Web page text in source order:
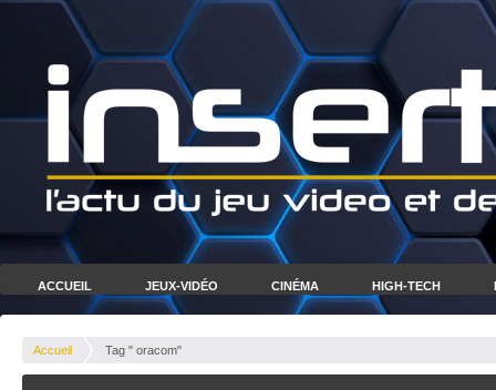
ACCUEIL JEUX-VIDÉO CINÉMA HIGH-TECH
Accueil Tag " oracom"